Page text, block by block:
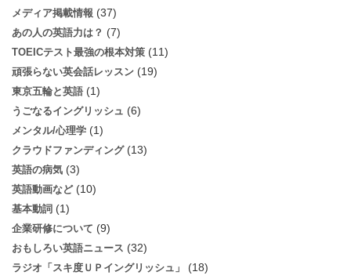
メディア掲載情報 (37)
あの人の英語力は？ (7)
TOEICテスト最強の根本対策 (11)
頑張らない英会話レッスン (19)
東京五輪と英語 (1)
うごなるイングリッシュ (6)
メンタル/心理学 (1)
クラウドファンディング(13)
英語の病気 (3)
英語動画など(10)
基本動詞 (1)
企業研修について (9)
おもしろい英語ニュース (32)
ラジオ「スキ度ＵＰイングリッシュ」 (18)